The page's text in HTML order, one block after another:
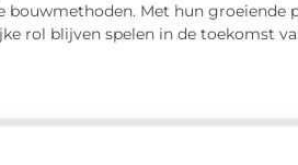
Met hun groeiende
rol blijven spelen in de toekomst